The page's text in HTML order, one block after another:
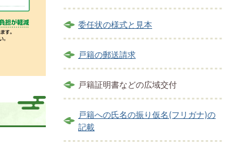
委任状の様式と見本
戸籍の郵送請求
戸籍証明書などの広域交付
戸籍への氏名の振り仮名(フリガナ)の
記載